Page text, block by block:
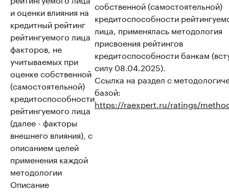
и оценки влияния на
кредитный рейтинг
рейтингуемого лица
факторов, не
учитываемых при
оценке собственной
(самостоятельной)
кредитоспособности
рейтингуемого лица
(далее - факторы
внешнего влияния), с
описанием целей
применения каждой
методологии
собственной (самостоятельной)
кредитоспособности
лица, применялась методология
присвоения рейтингов
кредитоспособности банкам
силу 08.04.2025).
Ссылка на раздел с
базой:
https://raexpert.ru/ratings/
Описание